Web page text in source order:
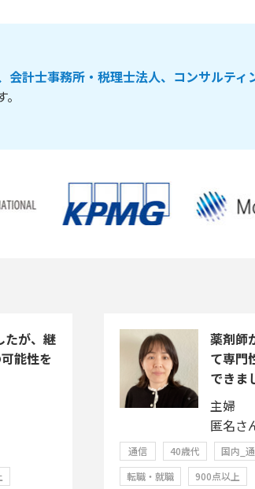
会計士事務所・税理士法人、コンサルティ
たが、継
能性を
薬剤師
て専門
できま
主婦
匿名さ
通信 40歳代 国内_
転職・就職
900点以上